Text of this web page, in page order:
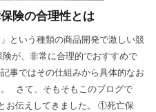
険の合理性とは
という種類の商品開発で激しい競
が、非常に合理的でおすすめで
事ではその仕組みから具体的なお
さて、そもそもこのブログで
お伝えしてきました。 ①死亡保